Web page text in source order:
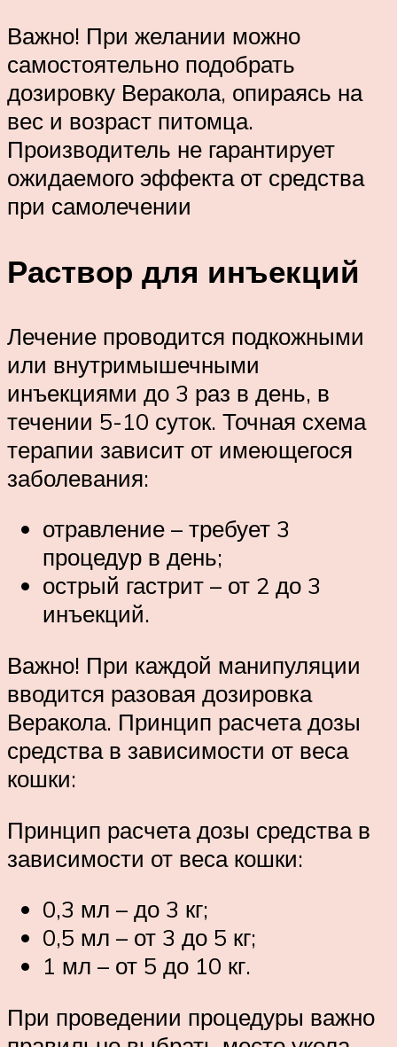
Важно! При желании можно
самостоятельно подобрать
дозировку Веракола, опираясь на
вес и возраст питомца.
Производитель не гарантирует
ожидаемого эффекта от средства
при самолечении
Раствор для инъекций
Лечение проводится подкожными
или внутримышечными
инъекциями до 3 раз в день, в
течении 5-10 суток. Точная схема
терапии зависит от имеющегося
заболевания:
отравление – требует 3
процедур в день;
острый гастрит – от 2 до 3
инъекций.
Важно! При каждой манипуляции
вводится разовая дозировка
Веракола. Принцип расчета дозы
средства в зависимости от веса
кошки:
Принцип расчета дозы средства в
зависимости от веса кошки:
0,3 мл – до 3 кг;
0,5 мл – от 3 до 5 кг;
1 мл – от 5 до 10 кг.
При проведении процедуры важно